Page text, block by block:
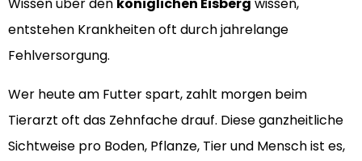
entstehen Krankheiten oft durch jahrelange
Fehlversorgung.
Wer heute am Futter spart, zahlt morgen beim
Tierarzt oft das Zehnfache drauf. Diese ganzheitliche
Sichtweise pro Boden, Pflanze, Tier und Mensch ist es,